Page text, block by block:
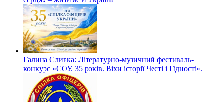
Галина Сливка: Літературно-музичний фестиваль-
конкурс «СОУ. 35 років. Віхи історії Честі і Гідності».